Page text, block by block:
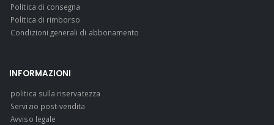
Politica di consegna
Politica di rimborso
Condizioni generali di abbonamento
INFORMAZIONI
politica sulla riservatezza
Servizio post-vendita
Avviso legale